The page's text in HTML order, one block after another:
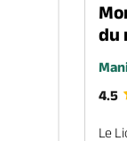
du
4.5
Le